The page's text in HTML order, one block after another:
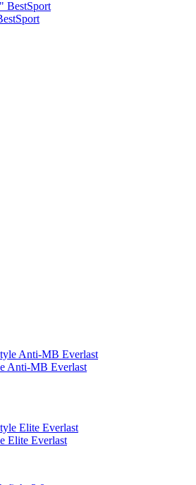
Anti-MB Everlast
Elite Everlast